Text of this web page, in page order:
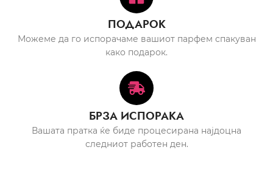
ПОДАРОК
Можеме да го испорачаме вашиот парфем спакуван
како подарок.
БРЗА ИСПОРАКА
Вашата пратка ќе биде процесирана најдоцна
следниот работен ден.